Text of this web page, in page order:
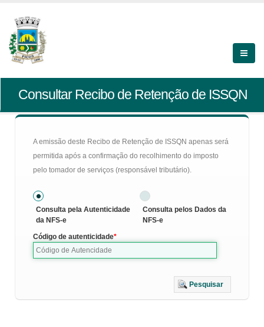
Consultar Recibo de Retenção de ISSQN
A emissão deste Recibo de Retenção de ISSQN apenas será
permitida após a confirmação do recolhimento do imposto
pelo tomador de serviços (responsável tributário).
Consulta pela Autenticidade
da NFS-e
Consulta pelos Dados da
NFS-e
Código de autenticidade
Pesquisar